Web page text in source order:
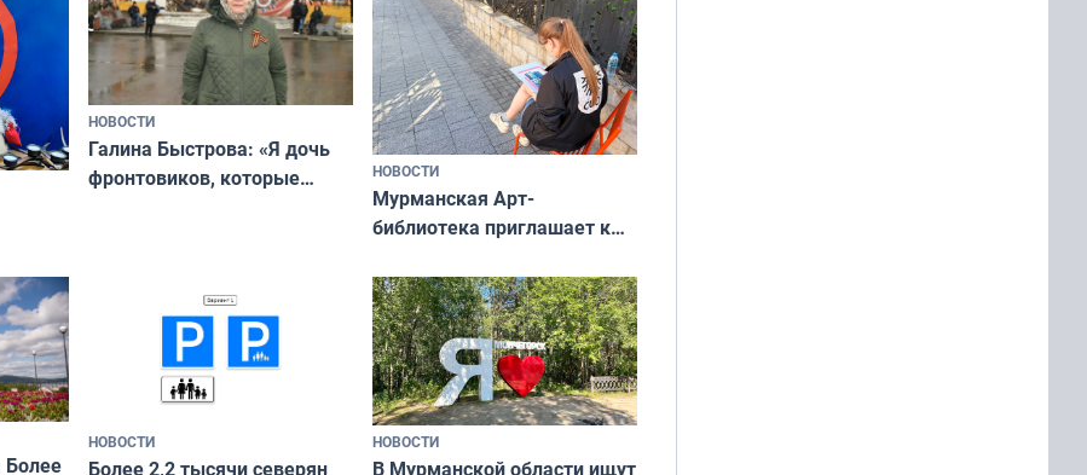
НОВОСТИ
Галина Быстрова: «Я дочь
фронтовиков, которые
НОВОСТИ
Мурманская Арт-
библиотека приглашает к
и фотографов
НОВОСТИ
Более 2,2 тысячи северян
НОВОСТИ
В Мурманской области ищут